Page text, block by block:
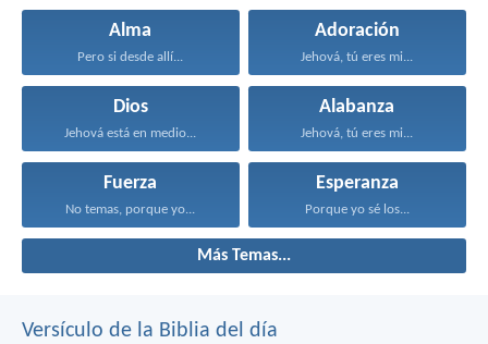
Alma
Pero si desde allí...
Adoración
Jehová, tú eres mi...
Dios
Jehová está en medio...
Alabanza
Jehová, tú eres mi...
Fuerza
No temas, porque yo...
Esperanza
Porque yo sé los...
Más Temas...
Versículo de la Biblia del día